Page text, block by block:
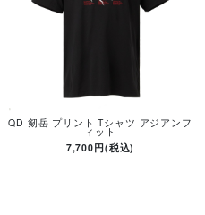
QD 剱岳 プリント Tシャツ アジアンフ
ィット
7,700円(税込)